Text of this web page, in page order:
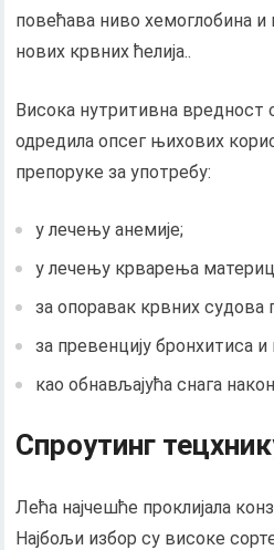
повећава ниво хемоглобина
нових крвних ћелија..
Висока нутритивна вредност
одредила опсег њихових
препоруке за употребу:
у лечењу анемије;
у лечењу крварења
за опоравак крвних судова
за превенцију бронхитиса и
као обнављајућа снага
Спроутинг
Лећа најчешће проклијала
Најбољи избор су високе